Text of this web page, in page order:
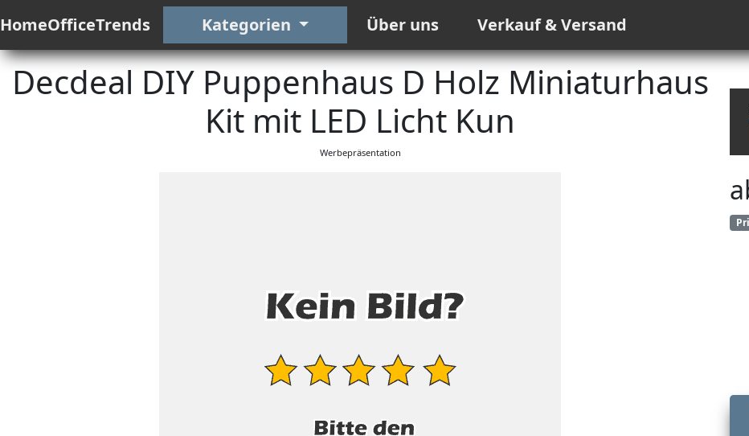
HomeOfficeTrends Kategorien Über uns Verkauf & Versand
Decdeal DIY Puppenhaus D Holz Miniaturhaus
Kit mit LED Licht Kun
Werbepräsentation